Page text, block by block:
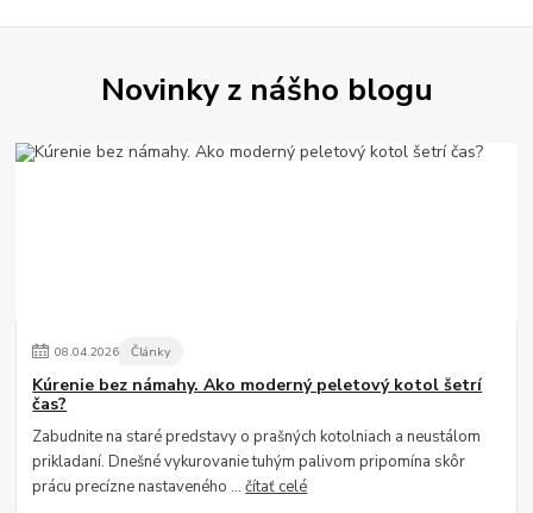
Novinky z nášho blogu
08.04.2026 Články
Kúrenie bez námahy. Ako moderný peletový kotol šetrí
čas?
Zabudnite na staré predstavy o prašných kotolniach a neustálom
prikladaní. Dnešné vykurovanie tuhým palivom pripomína skôr
prácu precízne nastaveného ...čítať celé